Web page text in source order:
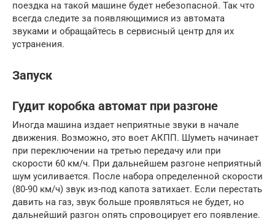
поездка на такой машине будет небезопасной. Так что
всегда следите за появляющимися из автомата
звуками и обращайтесь в сервисный центр для их
устранения.
Запуск
Гудит коробка автомат при разгоне
Иногда машина издает неприятные звуки в начале
движения. Возможно, это воет АКПП. Шуметь начинает
при переключении на третью передачу или при
скорости 60 км/ч. При дальнейшем разгоне неприятный
шум усиливается. После набора определенной скорости
(80-90 км/ч) звук из-под капота затихает. Если перестать
давить на газ, звук больше проявляться не будет, но
дальнейший разгон опять спровоцирует его появление.